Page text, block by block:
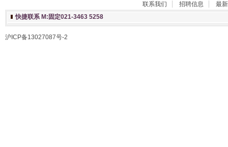
联系我们 招聘信息
最
快捷联系 M:固定021-3463 5258
沪ICP备13027087号-2